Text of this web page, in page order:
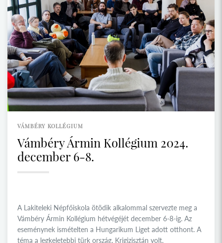
VÁMBÉRY KOLLÉGIUM
Vámbéry Ármin Kollégium 2024.
december 6-8.
A Lakiteleki Népfőiskola ötödik alkalommal szervezte meg a
Vámbéry Ármin Kollégium hétvégéjét december 6-8-ig. Az
eseménynek ismételten a Hungarikum Liget adott otthont. A
téma a legkeletebbi türk ország, Krigizisztán volt.